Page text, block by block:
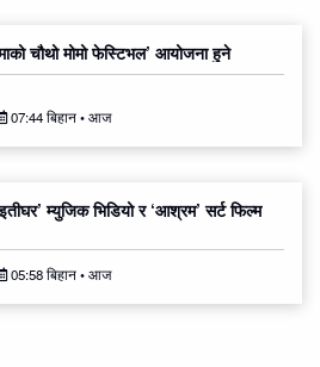
चौथो मोमो फेस्टिभल’ आयोजना हुने
07:44 बिहान • आज
म्युजिक भिडियो र ‘आश्रम’ सर्ट फिल्म
05:58 बिहान • आज